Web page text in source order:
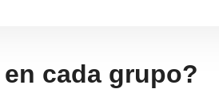
cada grupo?